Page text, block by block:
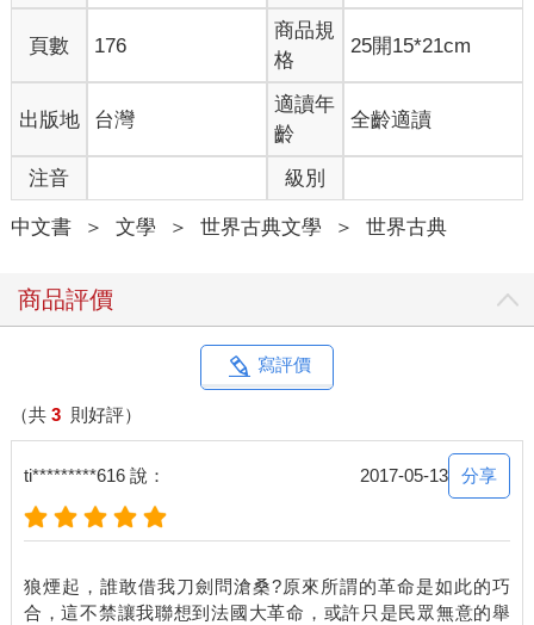
頁數 176
商品規
格
25開15*21cm
出版地 台灣
適讀年
齡
全齡適讀
注音 級別
中文書 ＞ 文學 ＞ 世界古典文學 ＞ 世界古典
商品評價
寫評價
（共 3 則好評）
ti*********616 說： 2017-05-13 分享
狼煙起，誰敢借我刀劍問滄桑?原來所謂的革命是如此的巧
合，這不禁讓我聯想到法國大革命，或許只是民眾無意的舉